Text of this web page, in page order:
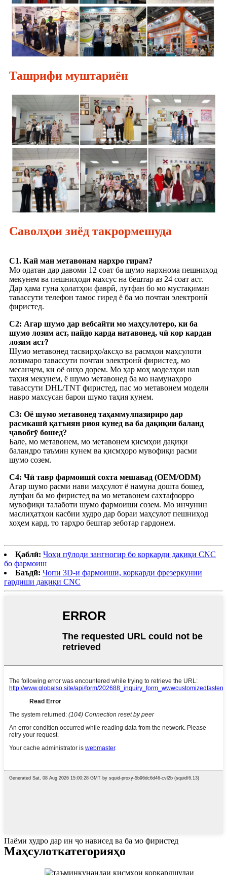
Ташрифи муштариён
Саволҳои зиёд такрормешуда
С1. Кай ман метавонам нархро гирам?
Мо одатан дар давоми 12 соат ба шумо нархнома пешниҳод
мекунем ва пешниҳоди махсус на бештар аз 24 соат аст.
Дар ҳама гуна ҳолатҳои фаврӣ, лутфан бо мо мустақиман
тавассути телефон тамос гиред ё ба мо почтаи электронӣ
фиристед.
С2: Агар шумо дар вебсайти мо маҳсулотеро, ки ба
шумо лозим аст, пайдо карда натавонед, чӣ кор кардан
лозим аст?
Шумо метавонед тасвирҳо/аксҳо ва расмҳои маҳсулоти
лозимаро тавассути почтаи электронӣ фиристед, мо
месанҷем, ки оё онҳо дорем. Мо ҳар моҳ моделҳои нав
таҳия мекунем, ё шумо метавонед ба мо намунаҳоро
тавассути DHL/TNT фиристед, пас мо метавонем модели
навро махсусан барои шумо таҳия кунем.
С3: Оё шумо метавонед таҳаммулпазириро дар
расмкашӣ қатъиян риоя кунед ва ба дақиқии баланд
ҷавобгӯ бошед?
Бале, мо метавонем, мо метавонем қисмҳои дақиқи
баландро таъмин кунем ва қисмҳоро мувофиқи расми
шумо созем.
С4: Чӣ тавр фармоишӣ сохта мешавад (OEM/ODM)
Агар шумо расми нави маҳсулот ё намуна дошта бошед,
лутфан ба мо фиристед ва мо метавонем сахтафзорро
мувофиқи талаботи шумо фармоишӣ созем. Мо инчунин
маслиҳатҳои касбии худро дар бораи маҳсулот пешниҳод
хоҳем кард, то тарҳро бештар зеботар гардонем.
Қаблӣ: Чоҳи пӯлоди зангногир бо коркарди дақиқи CNC
бо фармоиш
Баъдӣ: Чопи 3D-и фармоишӣ, коркарди фрезеркунии
гардиши дақиқи CNC
Паёми худро дар ин ҷо нависед ва ба мо фиристед
Маҳсулоткатегорияҳо